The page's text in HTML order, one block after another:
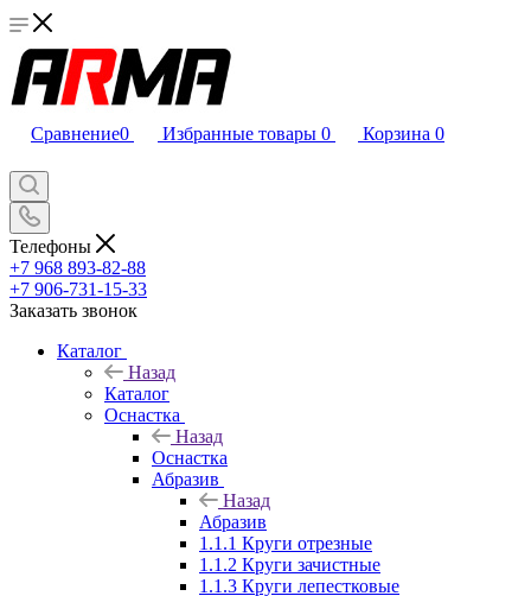
Сравнение0 Избранные товары 0 Корзина 0
Телефоны
+7 968 893-82-88
+7 906-731-15-33
Заказать звонок
Каталог
Назад
Каталог
Оснастка
Назад
Оснастка
Абразив
Назад
Абразив
1.1.1 Круги отрезные
1.1.2 Круги зачистные
1.1.3 Круги лепестковые